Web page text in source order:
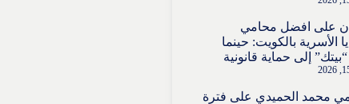
على افضل محامي
الأسرية بالكويت: حينما
إلى حماية قانونية
محمد الحميدي على فترة